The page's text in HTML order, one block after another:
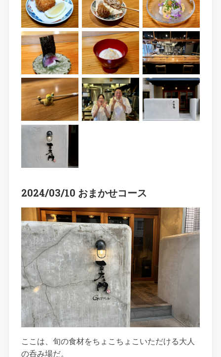
2024/03/10 おまかせコース
ここは、旬の食材をちょこちょこいただける大人
の呑み場だ。